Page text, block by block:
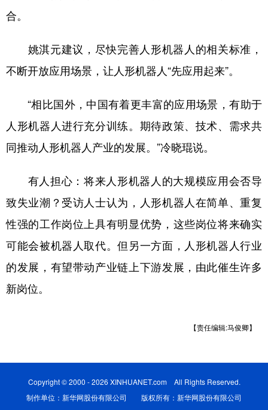
合。
姚淇元建议，尽快完善人形机器人的相关标准，
不断开放应用场景，让人形机器人“先应用起来”。
“相比国外，中国有着更丰富的应用场景，有助于
人形机器人进行充分训练。期待政策、技术、需求共
同推动人形机器人产业的发展。”冷晓琨说。
有人担心：将来人形机器人的大规模应用会否导
致失业潮？受访人士认为，人形机器人在简单、重复
性强的工作岗位上具有明显优势，这些岗位将来确实
可能会被机器人取代。但另一方面，人形机器人行业
的发展，有望带动产业链上下游发展，由此催生许多
新岗位。
【责任编辑:马俊卿】
Copyright © 2000 - 2026 XINHUANET.com All Rights Reserved.
制作单位：新华网股份有限公司 版权所有：新华网股份有限公司